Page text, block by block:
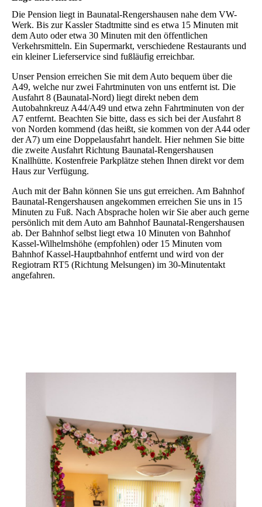
Die Pension liegt in Baunatal-Rengershausen nahe dem VW-
Werk. Bis zur Kassler Stadtmitte sind es etwa 15 Minuten mit
dem Auto oder etwa 30 Minuten mit den öffentlichen
Verkehrsmitteln. Ein Supermarkt, verschiedene Restaurants und
ein kleiner Lieferservice sind fußläufig erreichbar.
Unser Pension erreichen Sie mit dem Auto bequem über die
A49, welche nur zwei Fahrtminuten von uns entfernt ist. Die
Ausfahrt 8 (Baunatal-Nord) liegt direkt neben dem
Autobahnkreuz A44/A49 und etwa zehn Fahrtminuten von der
A7 entfernt. Beachten Sie bitte, dass es sich bei der Ausfahrt 8
von Norden kommend (das heißt, sie kommen von der A44 oder
der A7) um eine Doppelausfahrt handelt. Hier nehmen Sie bitte
die zweite Ausfahrt Richtung Baunatal-Rengershausen
Knallhütte. Kostenfreie Parkplätze stehen Ihnen direkt vor dem
Haus zur Verfügung.
Auch mit der Bahn können Sie uns gut erreichen. Am Bahnhof
Baunatal-Rengershausen angekommen erreichen Sie uns in 15
Minuten zu Fuß. Nach Absprache holen wir Sie aber auch gerne
persönlich mit dem Auto am Bahnhof Baunatal-Rengershausen
ab. Der Bahnhof selbst liegt etwa 10 Minuten von Bahnhof
Kassel-Wilhelmshöhe (empfohlen) oder 15 Minuten vom
Bahnhof Kassel-Hauptbahnhof entfernt und wird von der
Regiotram RT5 (Richtung Melsungen) im 30-Minutentakt
angefahren.